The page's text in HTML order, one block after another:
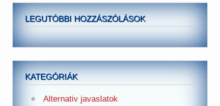
LEGUTÓBBI HOZZÁSZÓLÁSOK
KATEGÓRIÁK
Alternativ javaslatok